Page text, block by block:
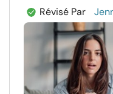
Révisé Par